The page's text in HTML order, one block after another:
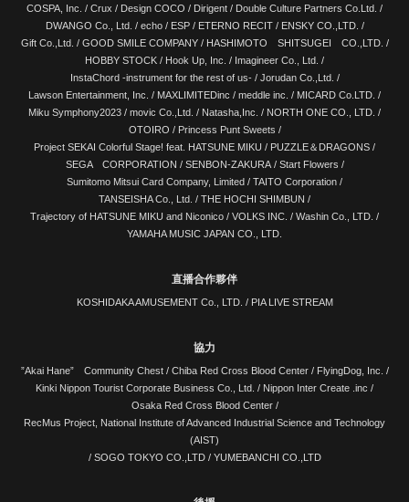
COSPA, Inc. / Crux / Design COCO / Dirigent / Double Culture Partners Co.Ltd. /
DWANGO Co., Ltd. / echo/ ESP/ ETERNO RECIT/ ENSKY CO.,LTD. /
Gift Co.,Ltd. / GOOD SMILE COMPANY/ HASHIMOTO SHITSUGEI CO.,LTD. /
HOBBY STOCK / Hook Up, Inc. / Imagineer Co., Ltd. /
InstaChord -instrument for the rest of us-/ Jorudan Co.,Ltd. /
Lawson Entertainment, Inc. / MAXLIMITEDinc / meddle inc. / MICARD Co.LTD. /
Miku Symphony2023 / movic Co.,Ltd. / Natasha,Inc. / NORTH ONE CO., LTD. /
OTOIRO / Princess Punt Sweets /
Project SEKAI Colorful Stage! feat. HATSUNE MIKU / PUZZLE＆DRAGONS /
SEGA CORPORATION / SENBON-ZAKURA/ Start Flowers /
Sumitomo Mitsui Card Company, Limited / TAITO Corporation /
TANSEISHA Co., Ltd. / THE HOCHI SHIMBUN /
Trajectory of HATSUNE MIKU and Niconico / VOLKS INC. / Washin Co., LTD. /
YAMAHA MUSIC JAPAN CO., LTD.
直播合作夥伴
KOSHIDAKA AMUSEMENT Co., LTD. / PIA LIVE STREAM
協力
”Akai Hane” Community Chest / Chiba Red Cross Blood Center/ FlyingDog, Inc. /
Kinki Nippon Tourist Corporate Business Co., Ltd. / Nippon Inter Create .inc /
Osaka Red Cross Blood Center/
RecMus Project, National Institute of Advanced Industrial Science and Technology
(AIST)
/ SOGO TOKYO CO.,LTD/ YUMEBANCHI CO.,LTD